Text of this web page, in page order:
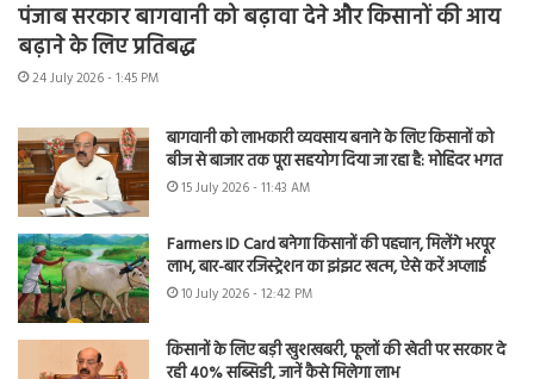
पंजाब सरकार बागवानी को बढ़ावा देने और किसानों की आय
बढ़ाने के लिए प्रतिबद्ध
24 July 2026 - 1:45 PM
बागवानी को लाभकारी व्यवसाय बनाने के लिए किसानों को
बीज से बाजार तक पूरा सहयोग दिया जा रहा है: मोहिंदर भगत
15 July 2026 - 11:43 AM
Farmers ID Card बनेगा किसानों की पहचान, मिलेंगे भरपूर
लाभ, बार-बार रजिस्ट्रेशन का झंझट खत्म, ऐसे करें अप्लाई
10 July 2026 - 12:42 PM
किसानों के लिए बड़ी खुशखबरी, फूलों की खेती पर सरकार दे